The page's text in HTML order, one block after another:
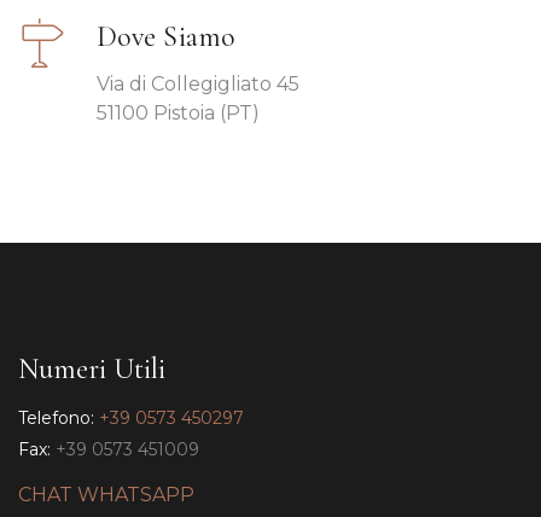
Dove Siamo
Via di Collegigliato 45
51100 Pistoia (PT)
Numeri Utili
Telefono: +39 0573 450297
Fax: +39 0573 451009
CHAT WHATSAPP